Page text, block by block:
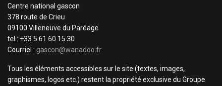
Centre national gascon
378 route de Crieu
09100 Villeneuve du Paréage
tel : +33 5 61 60 15 30
Courriel : gascon@wanadoo.fr
Tous les éléments accessibles sur le site (textes, images,
graphismes, logos etc.) restent la propriété exclusive du Groupe